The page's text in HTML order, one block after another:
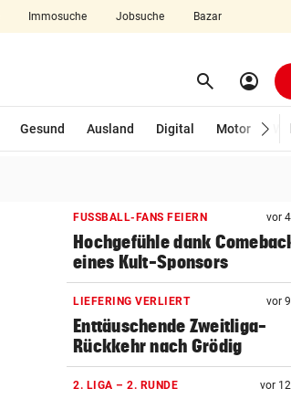
Immosuche Jobsuche Bazar
search Suchen
account_circle
Gesund Ausland Digital Motor
FUSSBALL-FANS FEIERN vor
Hochgefühle dank
eines Kult-Sponsors
LIEFERING VERLIERT vor
Enttäuschende Zweitliga-
Rückkehr nach Grödig
2. LIGA – 2. RUNDE vor